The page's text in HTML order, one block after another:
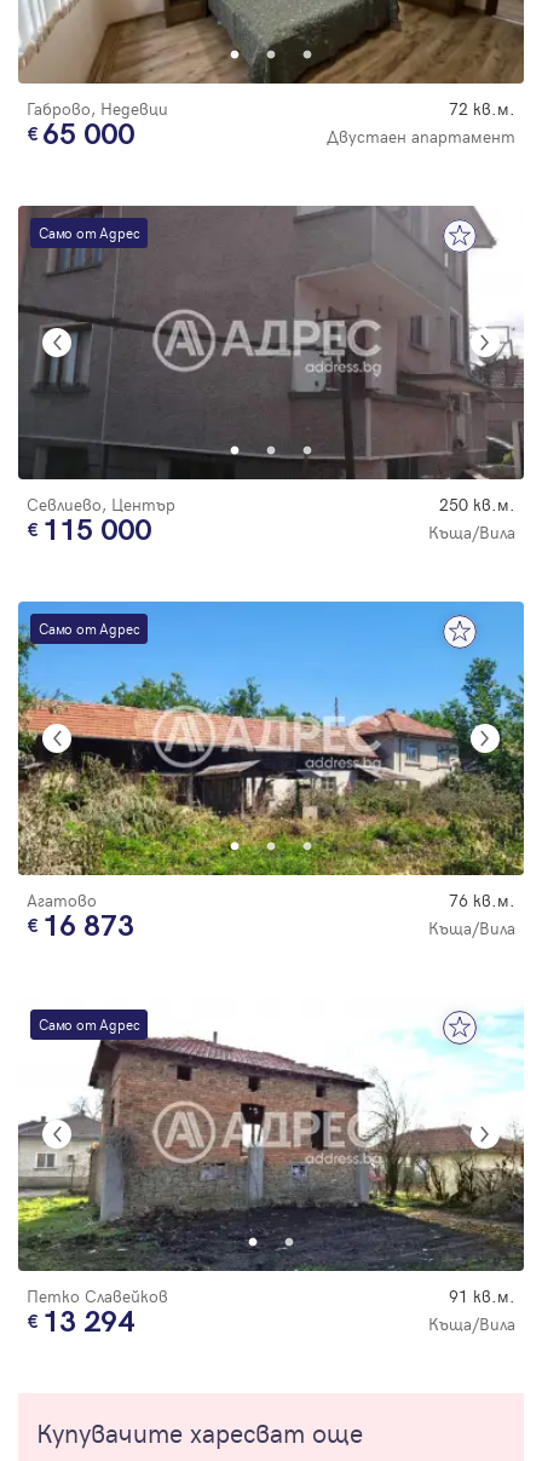
Габрово, Недевци 72 кв.м.
65 000 Двустаен апартамент
Само от Адрес
Севлиево, Център 250 кв.м.
115 000 Къща/Вила
Само от Адрес
Агатово 76 кв.м.
16 873 Къща/Вила
Само от Адрес
Петко Славейков 91 кв.м.
13 294 Къща/Вила
Купувачите харесват още
Парола